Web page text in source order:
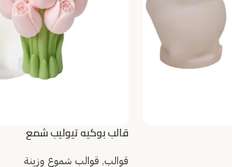
قالب بوكيه تيوليب شمع
قوالب, قوالب شموع وزينة